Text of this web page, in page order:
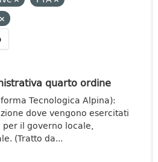
quarto ordine
Tecnologica Alpina):
dove vengono esercitati
il governo locale,
(Tratto da...